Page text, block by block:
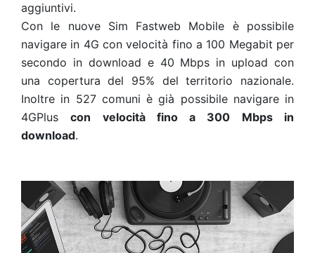
aggiuntivi.
Con le nuove Sim Fastweb Mobile è possibile
navigare in 4G con velocità fino a 100 Megabit per
secondo in download e 40 Mbps in upload con
una copertura del 95% del territorio nazionale.
Inoltre in 527 comuni è già possibile navigare in
4GPluscon velocità fino a 300 Mbps in
download.